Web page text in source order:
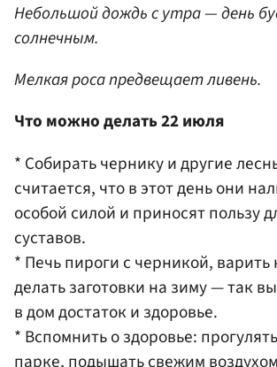
Небольшой дождь с утра — день
солнечным.
Мелкая роса предвещает ливень.
Что можно делать 22 июля
* Собирать чернику и другие
считается, что в этот день они
особой силой и приносят пользу
суставов.
* Печь пироги с черникой,
делать заготовки на зиму — так
в дом достаток и здоровье.
* Вспомнить о здоровье:
парке, подышать свежим